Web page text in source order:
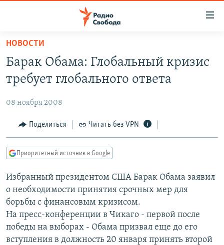
упрощенного
доступа
Вернуться
основному
Вернутся
главной
навигации
Вернутся
поиску
ПРОГРАММЫ
ПОДКАСТЫ
АВТОРСКИЕ ПРОЕКТЫ
ЦИТАТЫ СВОБОДЫ
МНЕНИЯ
IDEL.РЕАЛИИ
КАВКАЗ.РЕАЛИИ
СЕВЕР.РЕАЛИИ
СИБИРЬ.РЕАЛИИ
РАСПИСАНИЕ ВЕЩАНИЯ
НОВОСТИ
Барак Обама: Глобальный кризис
требует глобального ответа
08 ноября 2008
Поделиться Читать без VPN
Приоритетный источник в Google
Избранный президентом США Барак Обама заявил
о необходимости принятия срочных мер для
борьбы с финансовым кризисом.
На пресс-конференции в Чикаго - первой после
победы на выборах - Обама призвал еще до его
вступления в должность 20 января принять второй